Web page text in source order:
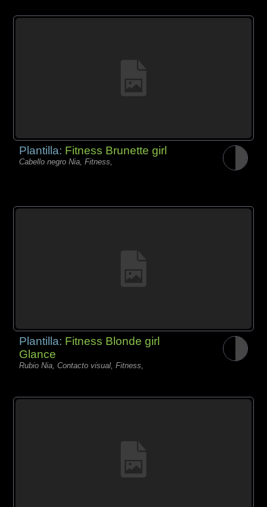
Plantilla: Fitness Brunette girl
Cabello negro Nia, Fitness,
Plantilla: Fitness Blonde girl
Glance
Rubio Nia, Contacto visual, Fitness,